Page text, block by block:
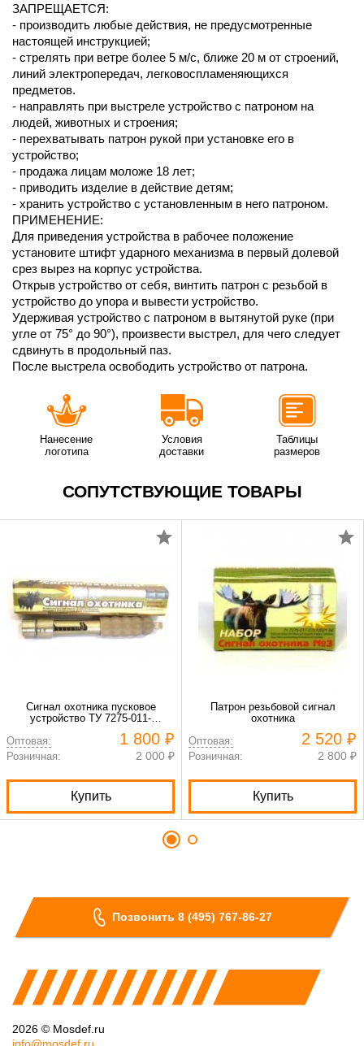
ЗАПРЕЩАЕТСЯ:
- производить любые действия, не предусмотренные
настоящей инструкцией;
- стрелять при ветре более 5 м/с, ближе 20 м от строений,
линий электропередач, легковоспламеняющихся
предметов.
- направлять при выстреле устройство с патроном на
людей, животных и строения;
- перехватывать патрон рукой при установке его в
устройство;
- продажа лицам моложе 18 лет;
- приводить изделие в действие детям;
- хранить устройство с установленным в него патроном.
ПРИМЕНЕНИЕ:
Для приведения устройства в рабочее положение
установите штифт ударного механизма в первый долевой
срез вырез на корпус устройства.
Открыв устройство от себя, винтить патрон с резьбой в
устройство до упора и вывести устройство.
Удерживая устройство с патроном в вытянутой руке (при
угле от 75° до 90°), произвести выстрел, для чего следует
сдвинуть в продольный паз.
После выстрела освободить устройство от патрона.
Нанесение
логотипа
Условия
доставки
Таблицы
размеров
СОПУТСТВУЮЩИЕ ТОВАРЫ
Сигнал охотника пусковое
устройство ТУ 7275-011-
Оптовая:
1 800 ₽
Розничная: 2 000 ₽
Купить
Патрон резьбовой сигнал
охотника
Оптовая:
2 520 ₽
Розничная: 2 800 ₽
Купить
Позвонить 8 (495) 767-86-27
2026 © Mosdef.ru
info@mosdef.ru